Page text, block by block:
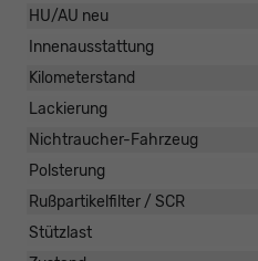
HU/AU neu
Innenausstattung
Kilometerstand
Lackierung
Nichtraucher-Fahrzeug
Polsterung
Rußpartikelfilter / SCR
Stützlast